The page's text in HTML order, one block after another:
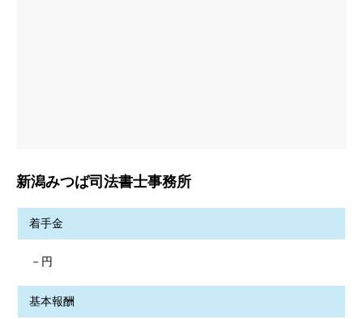
新潟みつば司法書士事務所
着手金
－円
基本報酬